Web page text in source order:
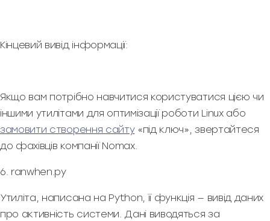
Кінцевий вивід інформації:
Якщо вам потрібно навчитися користуватися цією чи
іншими утилітами для оптимізації роботи Linux або
замовити створення сайту«під ключ», звертайтеся
до фахівців компанії Nomax.
6. ranwhen.py
Утиліта, написана на Python, її функція — вивід даних
про активність системи. Дані виводяться за